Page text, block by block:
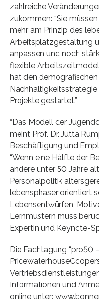
zahlreiche
zukommen: “Sie
mehr am Prinzip des
Arbeitsplatzgestaltung
anpassen und noch
flexible
hat den demografischen
Projekte gestartet.”
“Das Modell der
meint Prof. Dr. Jutta
Beschäftigung und
“Wenn eine Hälfte der
andere unter 50 Jahre
Personalpolitik
lebensphasenorientiert
Lebensentwürfen,
Lernmustern muss
Expertin und Keynote-
Die Fachtagung “pro50
Informationen und
online unter: